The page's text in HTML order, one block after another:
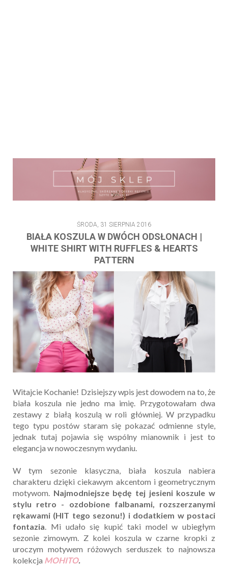
ŚRODA, 31 SIERPNIA 2016
BIAŁA KOSZULA W DWÓCH ODSŁONACH |
WHITE SHIRT WITH RUFFLES & HEARTS
PATTERN
Witajcie Kochanie! Dzisiejszy wpis jest dowodem na to, że
biała koszula nie jedno ma imię. Przygotowałam dwa
zestawy z białą koszulą w roli główniej. W przypadku
tego typu postów staram się pokazać odmienne style,
jednak tutaj pojawia się wspólny mianownik i jest to
elegancja w nowoczesnym wydaniu.
W tym sezonie klasyczna, biała koszula nabiera
charakteru dzięki ciekawym akcentom i geometrycznym
motywom. Najmodniejsze będę tej jesieni koszule w
stylu retro - ozdobione falbanami, rozszerzanymi
rękawami (HIT tego sezonu!) i dodatkiem w postaci
fontazia. Mi udało się kupić taki model w ubiegłym
sezonie zimowym. Z kolei koszula w czarne kropki z
uroczym motywem różowych serduszek to najnowsza
kolekcja MOHITO.